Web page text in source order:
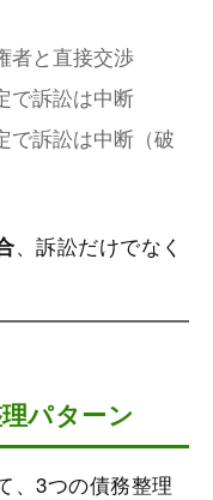
者と直接交渉
で訴訟は中断
で訴訟は中断（破
、訴訟だけでなく
パターン
、3つの債務整理